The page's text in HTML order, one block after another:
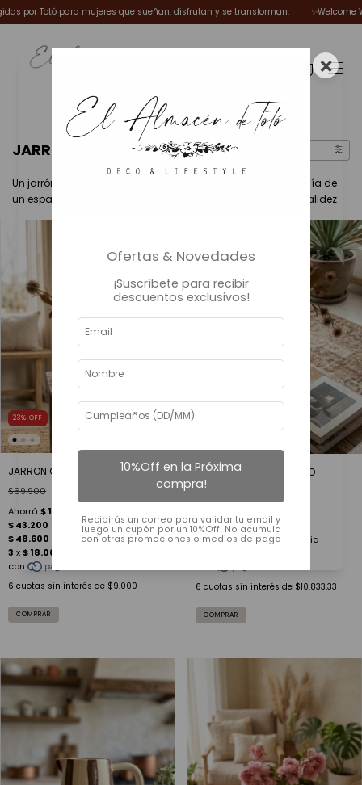
disfrutan y se transforman. ✨Welcome Winter ❄️ 🌿 Piezas elegidas
JARRONES / VASIJAS / FLOREROS
Un jarrón bien elegido puede cambiar por completo la energía de
un espacio. Con o sin flores, estas piezas suman textura y calidez
23% OFF
JARRON ORGANICO BAJO
$69.900
6 cuotas sin interés de $9.000
JARRON ORGANICO ALTO
$74.000
6 cuotas sin interés de $10.833,33
×
Ofertas & Novedades
¡Suscríbete para recibir
descuentos exclusivos!
10%Off en la Próxima
compra!
Recibirás un correo para validar tu email y
luego un cupón por un 10%Off! No acumula
con otras promociones o medios de pago